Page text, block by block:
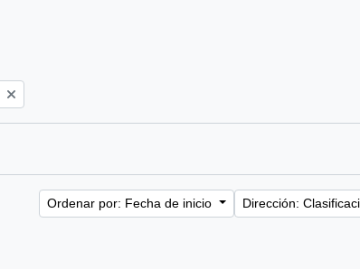
Ordenar por: Fecha de inicio Dirección: